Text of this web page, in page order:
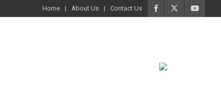
Home About Us Contact Us